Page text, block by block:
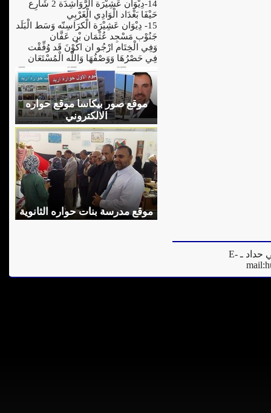
14-دِيْوَان عَشِيْرَة الْرَّوَاشِدَة 2 شَارِع
حَيْفَا بَغْدَاد الْوَادِي الْغَرْبِي
15- دِيْوَان عَشِيْرَة الْكرَاسِنّه وَسَط الْبَلَد
جَنُوْب مَسْجِد عُثْمَان بْن عَفَّان
وَفِي الْخِتَام ارْجُو ان اكُوْنَ قَد وُفِّقْت
فِي حَصْرُهَا وَوَصْفُهَا وَاللَّه الْمُسْتَعَان
موقع صور بيكاسا موقع حواره
الالكتروني
موقع مدرسة بنات حواره الثانوية
المدير العام للموقع - فادي مرعي حداد ـ E-
mail: